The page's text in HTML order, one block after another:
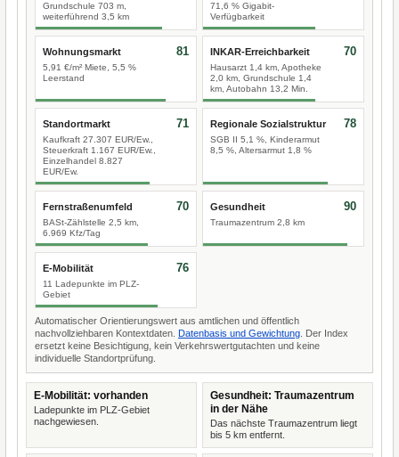
Grundschule 703 m,
weiterführend 3,5 km
71,6 % Gigabit-
Verfügbarkeit
Wohnungsmarkt
5,91 €/m² Miete, 5,5 %
Leerstand
81 INKAR-Erreichbarkeit
Hausarzt 1,4 km, Apotheke
2,0 km, Grundschule 1,4
km, Autobahn 13,2 Min.
70
Standortmarkt
Kaufkraft 27.307 EUR/Ew.,
Steuerkraft 1.167 EUR/Ew.,
Einzelhandel 8.827
EUR/Ew.
71 Regionale Sozialstruktur
SGB II 5,1 %, Kinderarmut
8,5 %, Altersarmut 1,8 %
78
Fernstraßenumfeld
BASt-Zählstelle 2,5 km,
6.969 Kfz/Tag
70 Gesundheit
Traumazentrum 2,8 km
90
E-Mobilität
11 Ladepunkte im PLZ-
Gebiet
76
Automatischer Orientierungswert aus amtlichen und öffentlich
nachvollziehbaren Kontextdaten. Datenbasis und Gewichtung . Der Index
ersetzt keine Besichtigung, kein Verkehrswertgutachten und keine
individuelle Standortprüfung.
E-Mobilität: vorhanden
Ladepunkte im PLZ-Gebiet
nachgewiesen.
Gesundheit: Traumazentrum
in der Nähe
Das nächste Traumazentrum liegt
bis 5 km entfernt.